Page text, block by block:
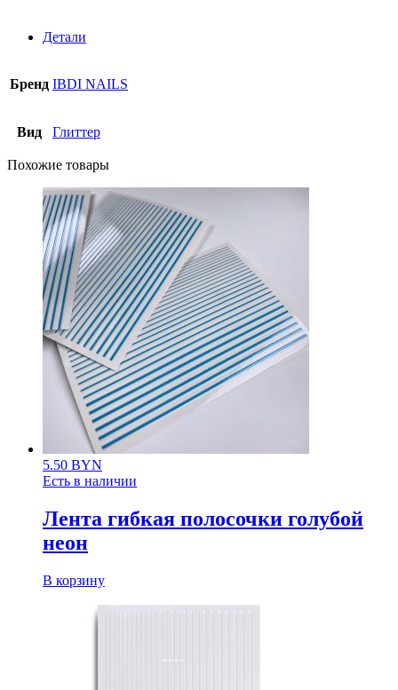
Детали
Бренд IBDI NAILS
Вид Глиттер
Похожие товары
5.50 BYN
Есть в наличии
Лента гибкая полосочки голубой
неон
В корзину